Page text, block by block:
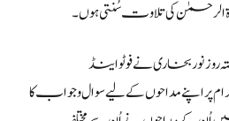
کی تلاوت سُنتی ہوں۔
نور بخاری نے فوٹو اینڈ
پر اپنے مداحوں کے لیے سوال و جواب کا